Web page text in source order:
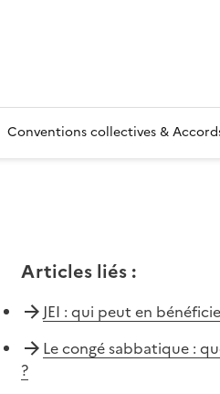
Conventions collectives &
Articles liés:
JEI : qui peut en
Le congé sabbatique :
?